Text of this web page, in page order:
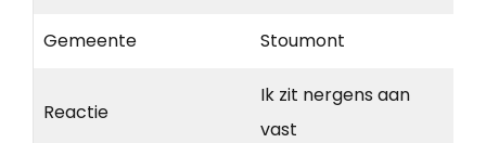
Gemeente Stoumont
Reactie
Ik zit nergens aan
vast